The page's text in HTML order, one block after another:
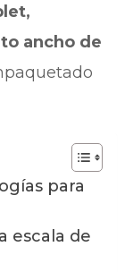
ancho de
para
escala de